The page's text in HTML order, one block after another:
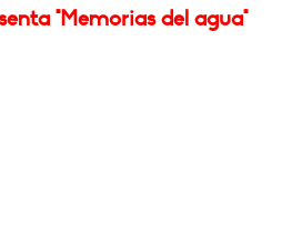
"Memorias del agua"